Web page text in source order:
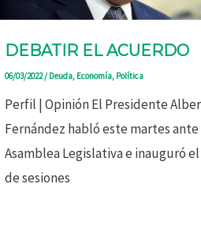
DEBATIR EL ACUERDO
06/03/2022/ Deuda, Economía, Política
Perfil | Opinión El Presidente
Fernández habló este martes ante
Asamblea Legislativa e inauguró
de sesiones